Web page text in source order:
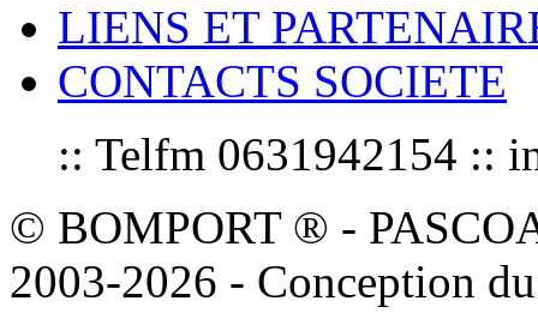
LIENS ET
CONTACTS SOCIETE
:: Telfm 0631942154 ::
© BOMPORT ® -
2003-2026 - Conception